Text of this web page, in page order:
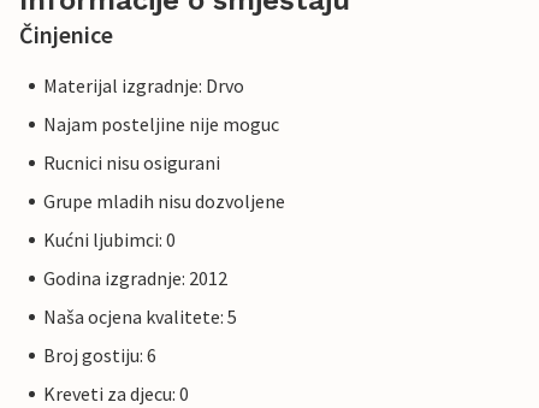
Činjenice
Materijal izgradnje: Drvo
Najam posteljine nije moguc
Rucnici nisu osigurani
Grupe mladih nisu dozvoljene
Kućni ljubimci: 0
Godina izgradnje: 2012
Naša ocjena kvalitete: 5
Broj gostiju: 6
Kreveti za djecu: 0